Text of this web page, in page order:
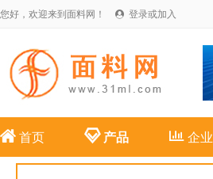
您好，欢迎来到面料网！  登录或加入
 首页 产品 企业